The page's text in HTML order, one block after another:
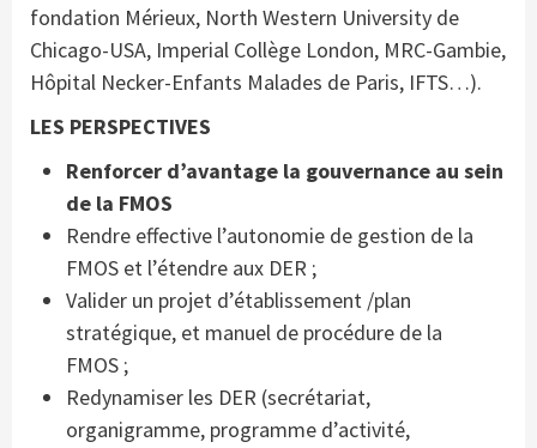
fondation Mérieux, North Western University de
Chicago-USA, Imperial Collège London, MRC-Gambie,
Hôpital Necker-Enfants Malades de Paris, IFTS…).
LES PERSPECTIVES
Renforcer d’avantage la gouvernance au sein
de la FMOS
Rendre effective l’autonomie de gestion de la
FMOS et l’étendre aux DER ;
Valider un projet d’établissement /plan
stratégique, et manuel de procédure de la
FMOS ;
Redynamiser les DER (secrétariat,
organigramme, programme d’activité,